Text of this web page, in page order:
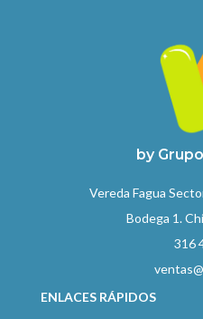
by
Vereda Fagua
Bodega 1.
316
ENLACES RÁPIDOS